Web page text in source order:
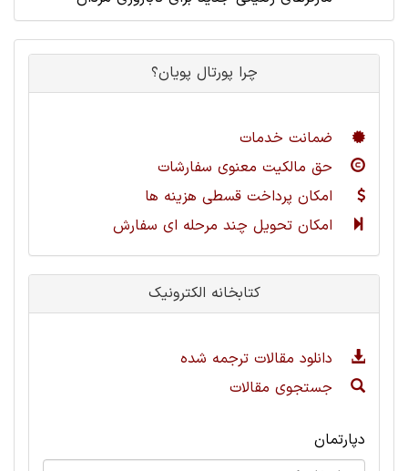
چرا پورتال پویان؟
ضمانت خدمات
حق مالکیت معنوی سفارشات
امکان پرداخت قسطی هزینه ها
امکان تحویل چند مرحله ای سفارش
کتابخانه الکترونیک
دانلود مقالات ترجمه شده
جستجوی مقالات
دپارتمان